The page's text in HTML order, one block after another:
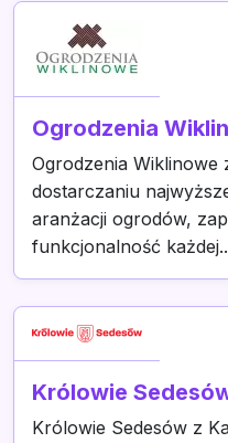
Ogrodzenia
Ogrodzenia Wiklinowe
dostarczaniu
aranżacji ogrodów,
funkcjonalność
Królowie
Królowie Sedesów z